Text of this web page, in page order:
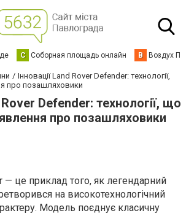
С Соборная площадь онлайн В Воздух
Інновації Land Rover Defender: технології,
про позашляховики
Rover Defender: технології, що
про позашляховики
— це приклад того, як легендарний
на високотехнологічний
Модель поєднує класичну